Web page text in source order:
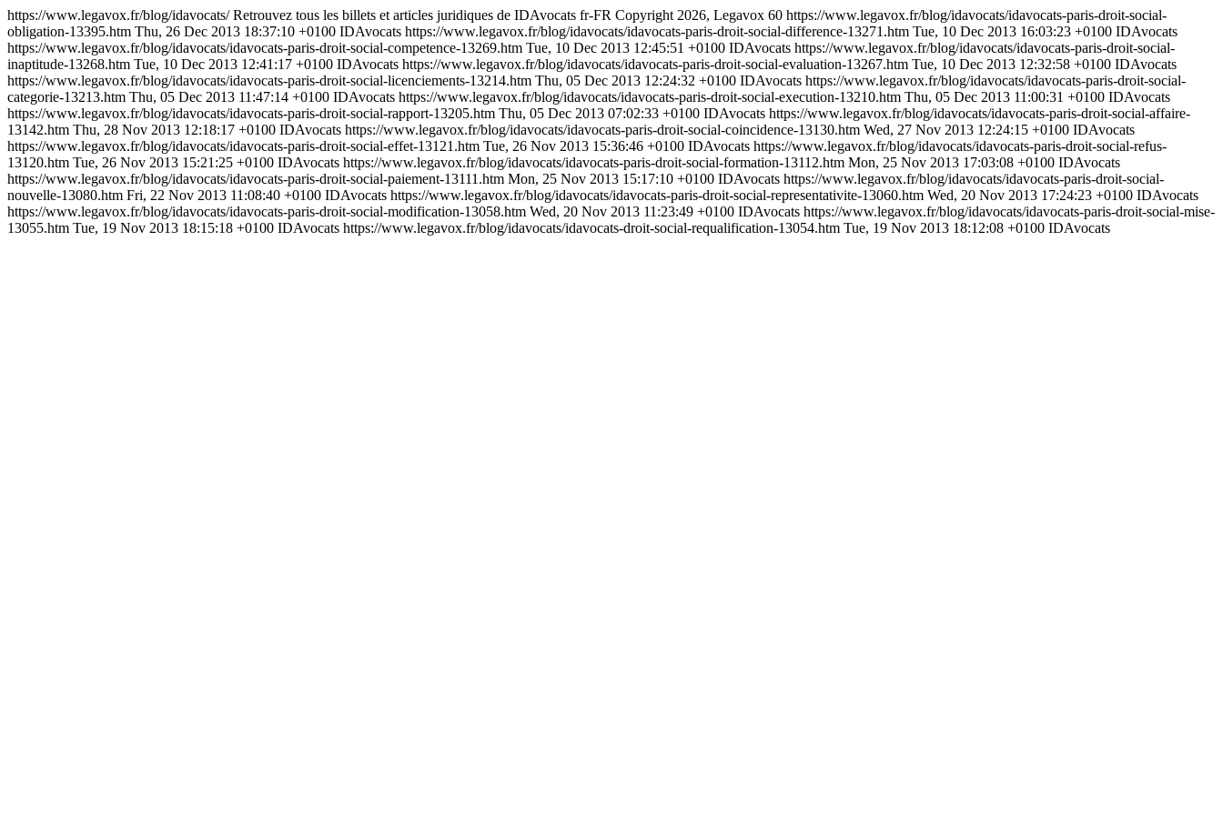
https://www.legavox.fr/blog/idavocats/Retrouvez tous les billets et articles juridiques de IDAvocats fr-FR Copyright 2026, Legavox 60 https://www.legavox.fr/blog/idavocats/idavocats-paris-droit-social-
obligation-13395.htm Thu, 26 Dec 2013 18:37:10 +0100 IDAvocats https://www.legavox.fr/blog/idavocats/idavocats-paris-droit-social-difference-13271.htm Tue, 10 Dec 2013 16:03:23 +0100 IDAvocats
https://www.legavox.fr/blog/idavocats/idavocats-paris-droit-social-competence-13269.htm Tue, 10 Dec 2013 12:45:51 +0100 IDAvocats https://www.legavox.fr/blog/idavocats/idavocats-paris-droit-social-
inaptitude-13268.htm Tue, 10 Dec 2013 12:41:17 +0100 IDAvocats https://www.legavox.fr/blog/idavocats/idavocats-paris-droit-social-evaluation-13267.htm Tue, 10 Dec 2013 12:32:58 +0100 IDAvocats
https://www.legavox.fr/blog/idavocats/idavocats-paris-droit-social-licenciements-13214.htm Thu, 05 Dec 2013 12:24:32 +0100 IDAvocats https://www.legavox.fr/blog/idavocats/idavocats-paris-droit-social-
categorie-13213.htm Thu, 05 Dec 2013 11:47:14 +0100 IDAvocats https://www.legavox.fr/blog/idavocats/idavocats-paris-droit-social-execution-13210.htm Thu, 05 Dec 2013 11:00:31 +0100 IDAvocats
https://www.legavox.fr/blog/idavocats/idavocats-paris-droit-social-rapport-13205.htm Thu, 05 Dec 2013 07:02:33 +0100 IDAvocats https://www.legavox.fr/blog/idavocats/idavocats-paris-droit-social-affaire-
13142.htm Thu, 28 Nov 2013 12:18:17 +0100 IDAvocats https://www.legavox.fr/blog/idavocats/idavocats-paris-droit-social-coincidence-13130.htm Wed, 27 Nov 2013 12:24:15 +0100 IDAvocats
https://www.legavox.fr/blog/idavocats/idavocats-paris-droit-social-effet-13121.htm Tue, 26 Nov 2013 15:36:46 +0100 IDAvocats https://www.legavox.fr/blog/idavocats/idavocats-paris-droit-social-refus-
13120.htm Tue, 26 Nov 2013 15:21:25 +0100 IDAvocats https://www.legavox.fr/blog/idavocats/idavocats-paris-droit-social-formation-13112.htm Mon, 25 Nov 2013 17:03:08 +0100 IDAvocats
https://www.legavox.fr/blog/idavocats/idavocats-paris-droit-social-paiement-13111.htm Mon, 25 Nov 2013 15:17:10 +0100 IDAvocats https://www.legavox.fr/blog/idavocats/idavocats-paris-droit-social-
nouvelle-13080.htm Fri, 22 Nov 2013 11:08:40 +0100 IDAvocats https://www.legavox.fr/blog/idavocats/idavocats-paris-droit-social-representativite-13060.htm Wed, 20 Nov 2013 17:24:23 +0100 IDAvocats
https://www.legavox.fr/blog/idavocats/idavocats-paris-droit-social-modification-13058.htm Wed, 20 Nov 2013 11:23:49 +0100 IDAvocats https://www.legavox.fr/blog/idavocats/idavocats-paris-droit-social-mise-
13055.htm Tue, 19 Nov 2013 18:15:18 +0100 IDAvocats https://www.legavox.fr/blog/idavocats/idavocats-droit-social-requalification-13054.htm Tue, 19 Nov 2013 18:12:08 +0100 IDAvocats